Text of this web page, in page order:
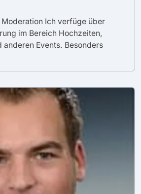
Ich verfüge über
im Bereich Hochzeiten,
anderen Events. Besonders